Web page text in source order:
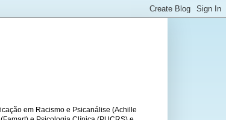
em Racismo e Psicanálise (Achille